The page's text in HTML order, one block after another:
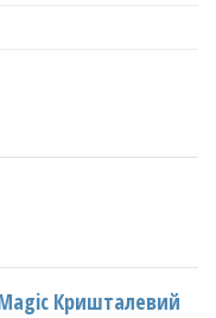
Кришталевий